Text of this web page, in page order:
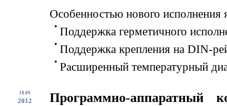
Особенностью нового исполнения
Поддержка герметичного
Поддержка крепления на DIN-
Расширенный температурный
18.09
2012
Программно-аппаратный